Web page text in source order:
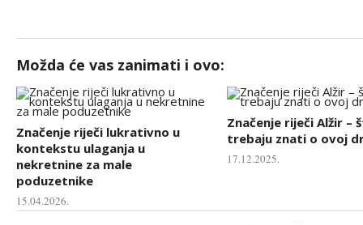
Možda će vas zanimati i ovo:
Značenje riječi lukrativno u
kontekstu ulaganja u
nekretnine za male
poduzetnike
15.04.2026.
Značenje riječi Alžir –
trebaju znati o ovoj
17.12.2025.